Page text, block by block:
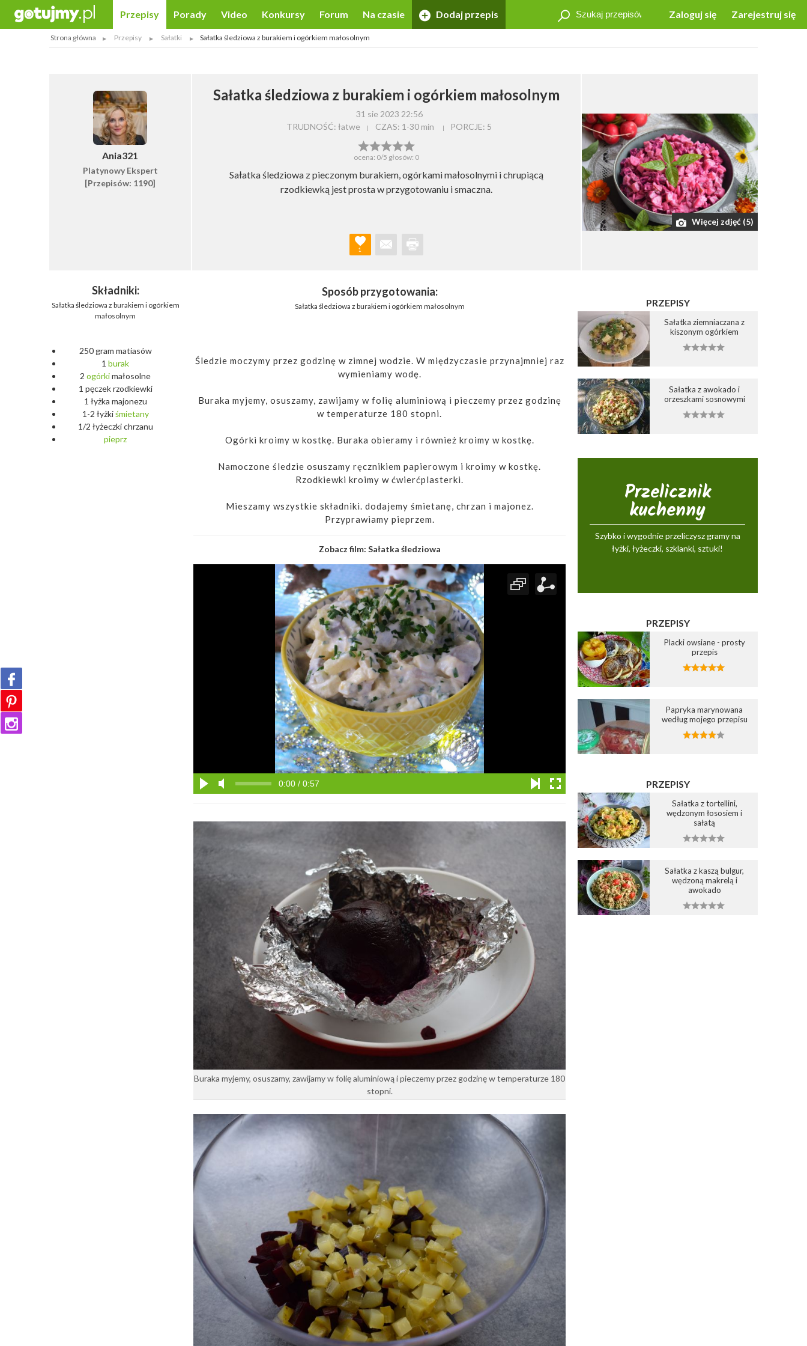
Zaloguj się Zarejestruj się
Przepisy Porady Video Konkursy Forum Na czasie Dodaj przepis
Strona główna Przepisy Sałatki Sałatka śledziowa z burakiem i ogórkiem małosolnym
Ania321
Platynowy Ekspert
[Przepisów: 1190]
Sałatka śledziowa z burakiem i ogórkiem małosolnym
31 sie 2023 22:56
TRUDNOŚĆ: łatwe
CZAS: 1-30 min PORCJE: 5
ocena: 0/5 głosów: 0
Sałatka śledziowa z pieczonym burakiem, ogórkami małosolnymi i chrupiącą
rzodkiewką jest prosta w przygotowaniu i smaczna.
1
Więcej zdjęć (5)
Składniki:
Sałatka śledziowa z burakiem i ogórkiem
małosolnym
250 gram matiasów
1 burak
2 ogórkimałosolne
1 pęczek rzodkiewki
1 łyżka majonezu
1-2 łyżkiśmietany
1/2 łyżeczki chrzanu
pieprz
Sposób przygotowania:
Sałatka śledziowa z burakiem i ogórkiem małosolnym
Śledzie moczymy przez godzinę w zimnej wodzie. W międzyczasie przynajmniej raz
wymieniamy wodę.
Buraka myjemy, osuszamy, zawijamy w folię aluminiową i pieczemy przez godzinę
w temperaturze 180 stopni.
Ogórki kroimy w kostkę. Buraka obieramy i również kroimy w kostkę.
Namoczone śledzie osuszamy ręcznikiem papierowym i kroimy w kostkę.
Rzodkiewki kroimy w ćwierćplasterki.
Mieszamy wszystkie składniki. dodajemy śmietanę, chrzan i majonez.
Przyprawiamy pieprzem.
Zobacz film: Sałatka śledziowa
0:00 / 0:57
Buraka myjemy, osuszamy, zawijamy w folię aluminiową i pieczemy przez godzinę w temperaturze 180
stopni.
PRZEPISY
Sałatka ziemniaczana z
kiszonym ogórkiem
Sałatka z awokado i
orzeszkami sosnowymi
Przelicznik
kuchenny
Szybko i wygodnie przeliczysz gramy na
łyżki, łyżeczki, szklanki, sztuki!
PRZEPISY
Placki owsiane - prosty
przepis
Papryka marynowana
według mojego przepisu
PRZEPISY
Sałatka z tortellini,
wędzonym łososiem i
sałatą
Sałatka z kaszą bulgur,
wędzoną makrelą i
awokado